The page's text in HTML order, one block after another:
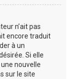
n’ait pas
encore traduit
à un
Si elle
nouvelle
sur le site